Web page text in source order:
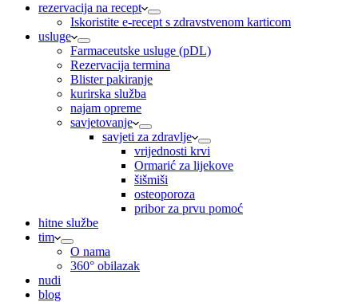
rezervacija na recept
Iskoristite e-recept s zdravstvenom karticom
usluge
Farmaceutske usluge (pDL)
Rezervacija termina
Blister pakiranje
kurirska služba
najam opreme
savjetovanje
savjeti za zdravlje
vrijednosti krvi
Ormarić za lijekove
šišmiši
osteoporoza
pribor za prvu pomoć
hitne službe
tim
O nama
360° obilazak
nudi
blog